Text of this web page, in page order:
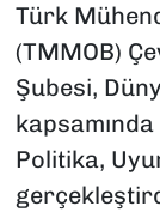
Türk
(TMMOB)
Şubesi,
Politika,